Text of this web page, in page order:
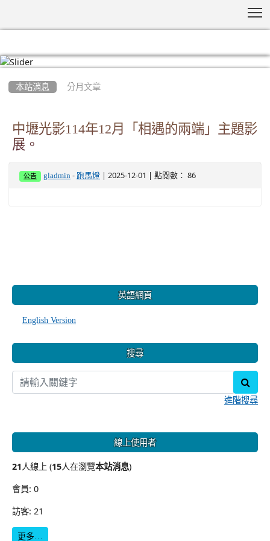
本站消息 分月文章
中壢光影114年12月「相遇的兩端」主題影
展。
公告 gladmin - 跑馬燈 | 2025-12-01 | 點閱數： 86
英語網頁
English Version
搜尋
進階搜尋
線上使用者
21人線上 (15人在瀏覽本站消息)
會員: 0
訪客: 21
更多…